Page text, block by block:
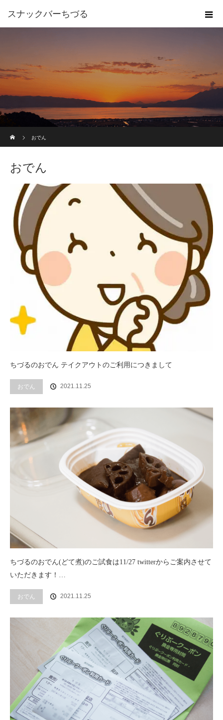
スナックバーちづる
おでん
おでん
ちづるのおでん テイクアウトのご利用につきまして
おでん 2021.11.25
ちづるのおでん(どて煮)のご試食は11/27 twitterからご案内させて
いただきます！…
おでん 2021.11.25